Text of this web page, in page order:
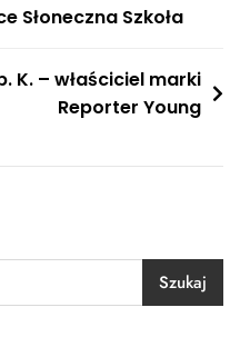
Słoneczna Szkoła
K. – właściciel marki
Reporter Young
Szukaj